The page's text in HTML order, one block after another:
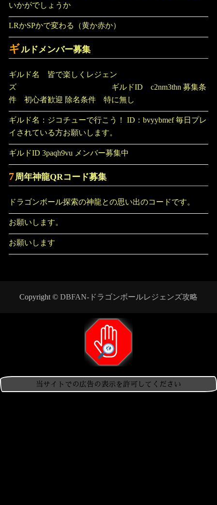
いかがでしょうか
LRかSPかで変わる（黄か赤か）
ギルドメンバー募集
ギルド名 皆で楽しくレジェン
ズ ギルドID c2nm3thn 募集条
件 初心者歓迎 除名条件 特に無し
ギルド名：ジコチューで行こう！ ID：bvyybmef 毎日プレ
イされている方お願いします。
ギルドID 3paqh9vu メンバー募集中
7 周年神龍QRコード募集
ドラゴンボール探索の神龍との思い出のコードです。
お願いします。
お願いします
Copyright © DBFAN-ドラゴンボールレジェンズ攻略
当サイトでの広告の表示を許可してください